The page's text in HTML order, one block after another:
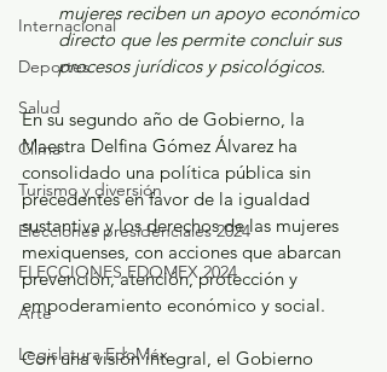
Internacional
Deportes
Salud
Clima
Turismo y diversión
Elecciones presidenciales 2024
ELECCIONES EDOMEX 2024
Arte
Legislatura EdoMéx
mujeres reciben un apoyo económico
directo que les permite concluir sus
procesos jurídicos y psicológicos.
En su segundo año de Gobierno, la
Maestra Delfina Gómez Álvarez ha
consolidado una política pública sin
precedentes en favor de la igualdad
sustantiva y los derechos de las mujeres
mexiquenses, con acciones que abarcan
prevención, atención, protección y
empoderamiento económico y social.
Con una visión integral, el Gobierno